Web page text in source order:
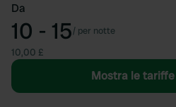
Da
10 - 15/ per notte
10,00 £
Mostra le tariffe